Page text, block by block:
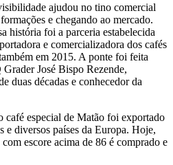
ajudou no tino comercial
e chegando ao mercado.
história foi a parceria estabelecida
e comercializadora dos cafés
em 2015. A ponte foi feita
José Bispo Rezende,
duas décadas e conhecedor da
café especial de Matão foi exportado
e diversos países da Europa. Hoje,
escore acima de 86 é comprado e